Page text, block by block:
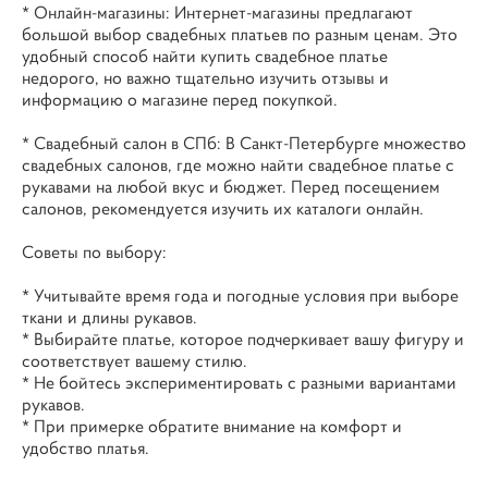
* Онлайн-магазины: Интернет-магазины предлагают
большой выбор свадебных платьев по разным ценам. Это
удобный способ найти купить свадебное платье
недорого, но важно тщательно изучить отзывы и
информацию о магазине перед покупкой.
* Свадебный салон в СПб: В Санкт-Петербурге множество
свадебных салонов, где можно найти свадебное платье с
рукавами на любой вкус и бюджет. Перед посещением
салонов, рекомендуется изучить их каталоги онлайн.
Советы по выбору:
* Учитывайте время года и погодные условия при выборе
ткани и длины рукавов.
* Выбирайте платье, которое подчеркивает вашу фигуру и
соответствует вашему стилю.
* Не бойтесь экспериментировать с разными вариантами
рукавов.
* При примерке обратите внимание на комфорт и
удобство платья.